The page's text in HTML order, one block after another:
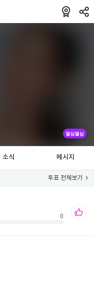
열심열심
소식 메시지
투표 전체보기
0